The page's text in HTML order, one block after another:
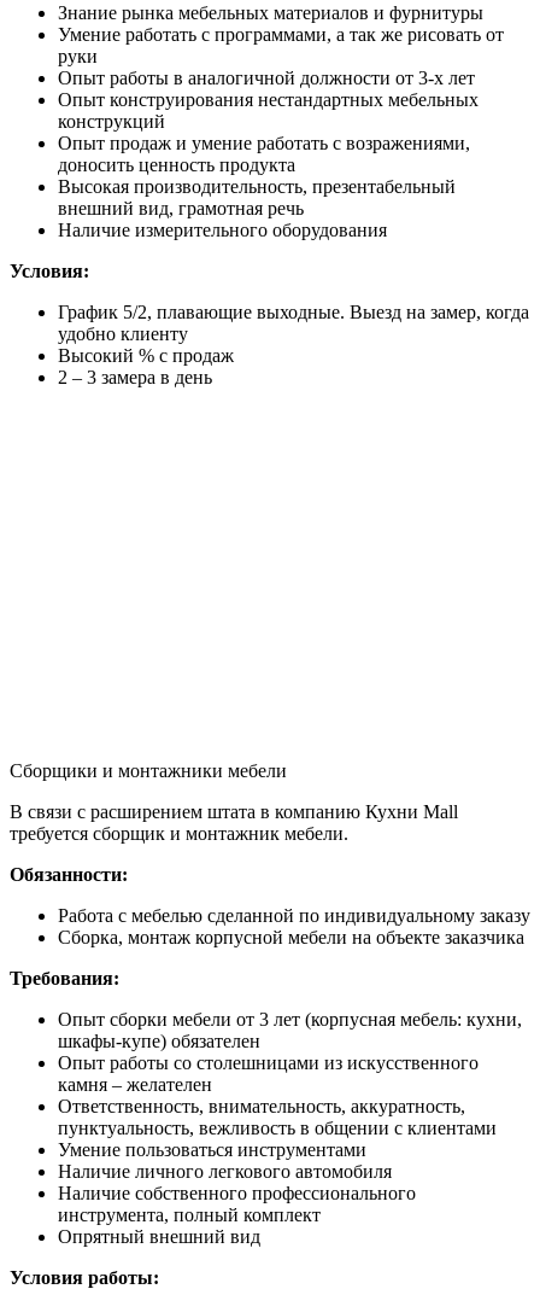
Знание рынка мебельных материалов и фурнитуры
Умение работать с программами, а так же рисовать от
руки
Опыт работы в аналогичной должности от 3-х лет
Опыт конструирования нестандартных мебельных
конструкций
Опыт продаж и умение работать с возражениями,
доносить ценность продукта
Высокая производительность, презентабельный
внешний вид, грамотная речь
Наличие измерительного оборудования
Условия:
График 5/2, плавающие выходные. Выезд на замер, когда
удобно клиенту
Высокий % с продаж
2 – 3 замера в день
Сборщики и монтажники мебели
В связи с расширением штата в компанию Кухни Mall
требуется сборщик и монтажник мебели.
Обязанности:
Работа с мебелью сделанной по индивидуальному заказу
Сборка, монтаж корпусной мебели на объекте заказчика
Требования:
Опыт сборки мебели от 3 лет (корпусная мебель: кухни,
шкафы-купе) обязателен
Опыт работы со столешницами из искусственного
камня – желателен
Ответственность, внимательность, аккуратность,
пунктуальность, вежливость в общении с клиентами
Умение пользоваться инструментами
Наличие личного легкового автомобиля
Наличие собственного профессионального
инструмента, полный комплект
Опрятный внешний вид
Условия работы: